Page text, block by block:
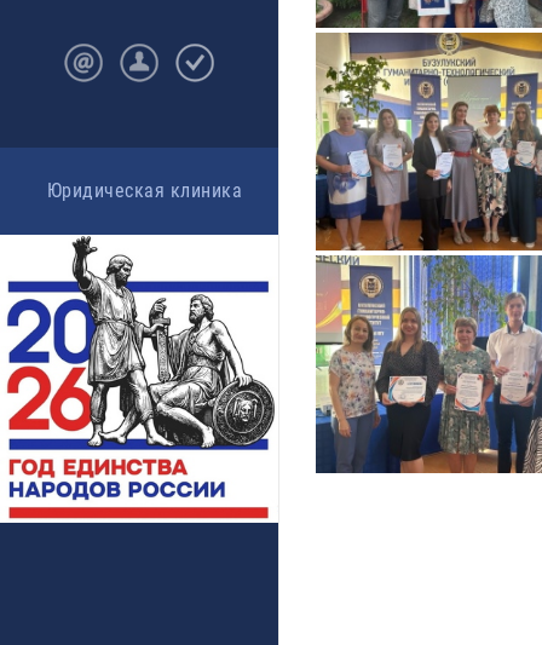
Юридическая клиника